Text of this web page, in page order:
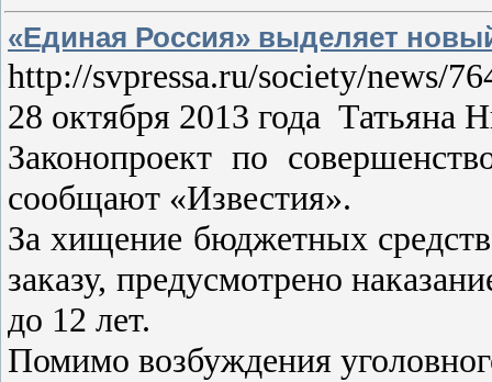
«Единая Россия» выделяет
http://svpressa.ru/society/news/
28 октября 2013 года
Законопроект по
сообщают «Известия».
За хищение бюджетных
заказу, предусмотрено
до 12 лет.
Помимо возбуждения